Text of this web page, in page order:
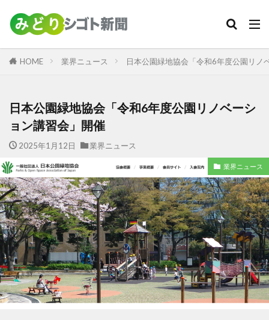
HOME 業界ニュース 日本公園緑地協会「令和6年度公園リノ
日本公園緑地協会「令和6年度公園リノベーシ
ョン講習会」開催
2025年1月12日 業界ニュース
業界ニュース
カテゴリー